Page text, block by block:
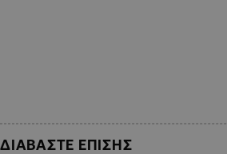
ΔΙΑΒΑΣΤΕ ΕΠΙΣΗΣ